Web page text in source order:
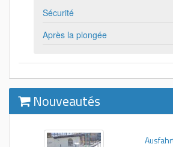
Sécurité
Après la plongée
Nouveautés